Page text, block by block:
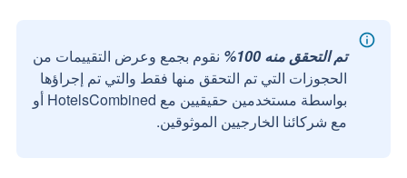
تم التحقق منه 100%
نقوم بجمع وعرض التقييمات من
الحجوزات التي تم التحقق منها فقط والتي تم إجراؤها
بواسطة مستخدمين حقيقيين مع HotelsCombined أو
مع شركائنا الخارجيين الموثوقين.